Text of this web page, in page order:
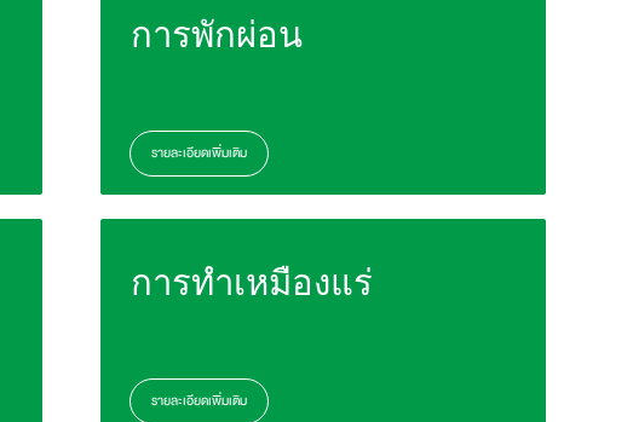
การพักผ่อน
รายละเอียดเพิ่มเติม
การทำเหมืองแร่
รายละเอียดเพิ่มเติม